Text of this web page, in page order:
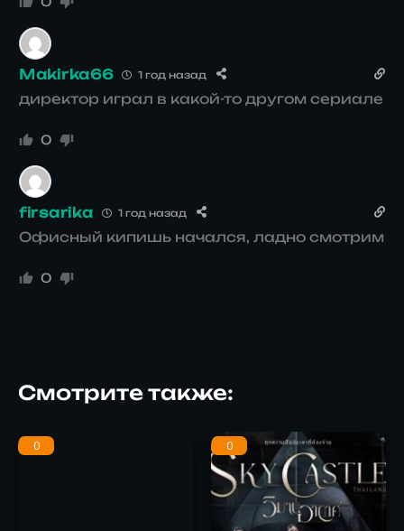
Makirka66 1 год назад
директор играл в какой-то другом сериале
0
firsarika 1 год назад
Офисный кипишь начался, ладно смотрим
0
Смотрите также:
0 0